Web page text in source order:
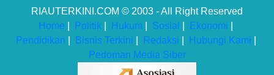
RIAUTERKINI.COM © 2003 - All Right Reserved
Home
Politik Hukum Sosial Ekonomi
Pendidikan
Bisnis Terkini Redaksi Hubungi Kami
Pedoman Media Siber